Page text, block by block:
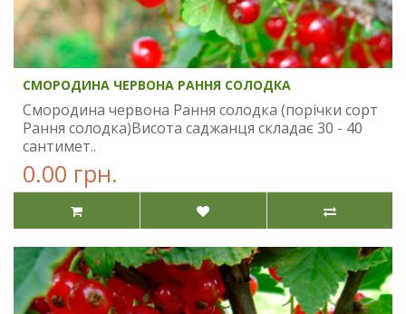
СМОРОДИНА ЧЕРВОНА РАННЯ СОЛОДКА
Смородина червона Рання солодка (порічки сорт
Рання солодка)Висота саджанця складає 30 - 40
сантимет..
0.00 грн.